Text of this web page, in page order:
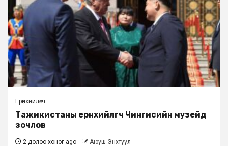
Ерөнхийлөгч
Тажикистаны ерөнхийлөгч Чингисийн музейд
зочлов
2 долоо хоног ago Аюуш Энхтуул